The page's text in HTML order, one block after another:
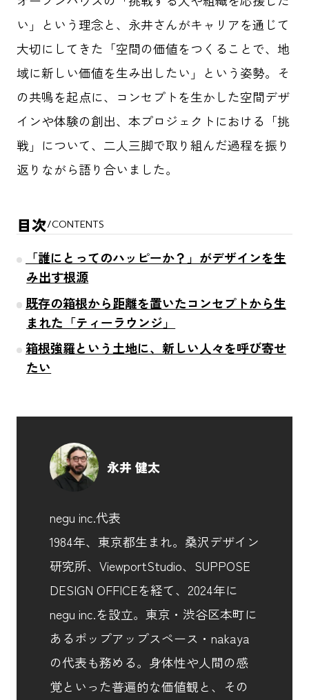
い」という理念と、永井さんがキャリアを通じて
大切にしてきた「空間の価値をつくることで、地
域に新しい価値を生み出したい」という姿勢。そ
の共鳴を起点に、コンセプトを生かした空間デザ
インや体験の創出、本プロジェクトにおける「挑
戦」について、二人三脚で取り組んだ過程を振り
返りながら語り合いました。
目次/CONTENTS
「誰にとってのハッピーか？」がデザインを生
み出す根源
既存の箱根から距離を置いたコンセプトから生
まれた「ティーラウンジ」
箱根強羅という土地に、新しい人々を呼び寄せ
たい
永井 健太
negu inc.代表
1984年、東京都生まれ。桑沢デザイン
研究所、ViewportStudio、SUPPOSE
DESIGN OFFICEを経て、2024年に
negu inc.を設立。東京・渋谷区本町に
あるポップアップスペース・nakaya
の代表も務める。身体性や人間の感
覚といった普遍的な価値観と、その